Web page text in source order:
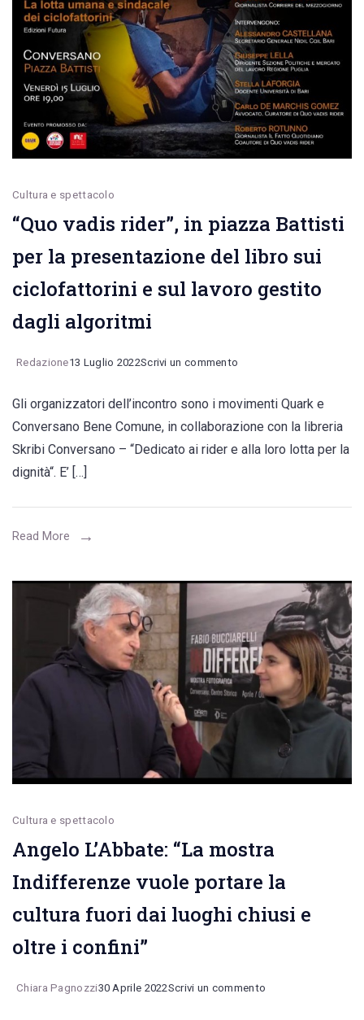
con
mons.
Vincenzo
Paglia
e
Cultura e spettacolo
“Quo vadis rider”, in piazza Battisti
per la presentazione del libro sui
ciclofattorini e sul lavoro gestito
dagli algoritmi
Redazione13 Luglio 2022Scrivi un commento
vadis
rider”,
Battisti
presentazione
del
libro
sui
ciclofattorini
gestito
Gli organizzatori dell’incontro sono i movimenti Quark e
Conversano Bene Comune, in collaborazione con la libreria
Skribi Conversano – “Dedicato ai rider e alla loro lotta per la
dignità“. E’ […]
Read More
Cultura e spettacolo
Angelo L’Abbate: “La mostra
Indifferenze vuole portare la
cultura fuori dai luoghi chiusi e
oltre i confini”
Chiara Pagnozzi30 Aprile 2022Scrivi un commento